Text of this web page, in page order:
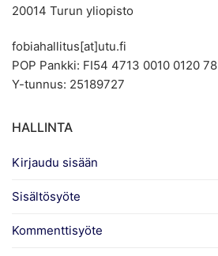
20014 Turun yliopisto
fobiahallitus[at]utu.fi
POP Pankki: FI54 4713 0010 0120 78
Y-tunnus: 25189727
HALLINTA
Kirjaudu sisään
Sisältösyöte
Kommenttisyöte